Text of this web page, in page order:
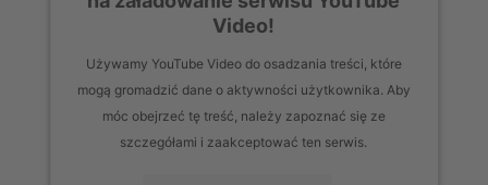
Video!
Używamy YouTube Video do osadzania treści, które
mogą gromadzić dane o aktywności użytkownika. Aby
móc obejrzeć tę treść, należy zapoznać się ze
szczegółami i zaakceptować ten serwis.